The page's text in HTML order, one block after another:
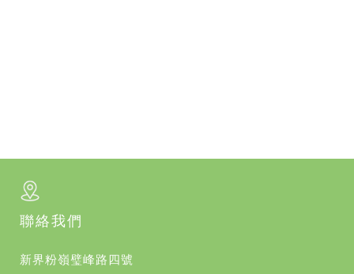
聯絡我們
新界粉嶺璧峰路四號